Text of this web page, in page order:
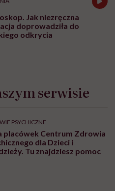
Jak niezręczna
doprowadziła do
odkrycia
serwisie
PSYCHICZNE
placówek Centrum Zdrowia
dla Dzieci i
Tu znajdziesz pomoc